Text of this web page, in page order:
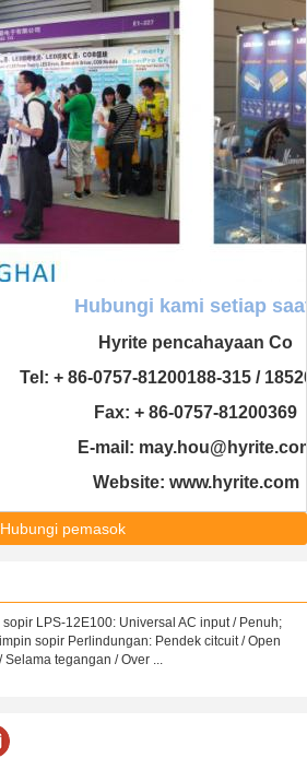
Hubungi kami setiap
Hyrite pencahayaan Co
Tel: + 86-0757-81200188-315 /
Fax: + 86-0757-81200369
E-mail:
Website: www.hyrite.com
Hubungi pemasok
LPS-12E100: Universal AC input / Penuh;
sopir Perlindungan: Pendek citcuit / Open
Selama tegangan / Over ...